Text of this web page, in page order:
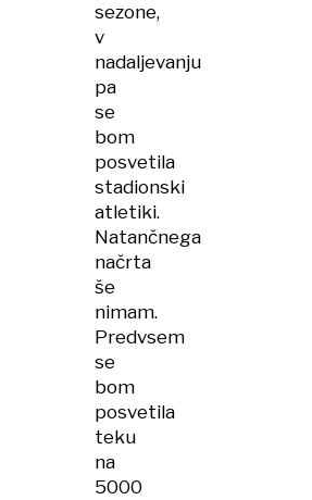
sezone,
v
nadaljevanju
pa
se
bom
posvetila
stadionski
atletiki.
Natančnega
načrta
še
nimam.
Predvsem
se
bom
posvetila
teku
na
5000